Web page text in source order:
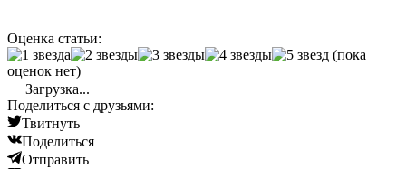
Оценка статьи:
(пока
оценок нет)
Загрузка...
Поделиться с друзьями:
Твитнуть
Поделиться
Отправить